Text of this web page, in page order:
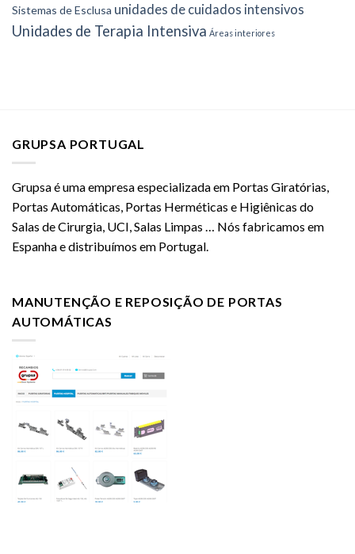
Sistemas de Esclusa unidades de cuidados intensivos
Unidades de Terapia Intensiva Áreas interiores
GRUPSA PORTUGAL
Grupsa é uma empresa especializada em Portas Giratórias,
Portas Automáticas, Portas Herméticas e Higiênicas do
Salas de Cirurgia, UCI, Salas Limpas … Nós fabricamos em
Espanha e distribuímos em Portugal.
MANUTENÇÃO E REPOSIÇÃO DE PORTAS
AUTOMÁTICAS